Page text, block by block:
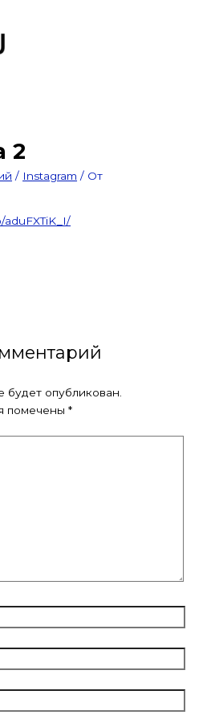
2
/ Instagram / От
будет опубликован.
помечены *